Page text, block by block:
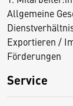
Allgemeine
Exportieren /
Förderungen
Service